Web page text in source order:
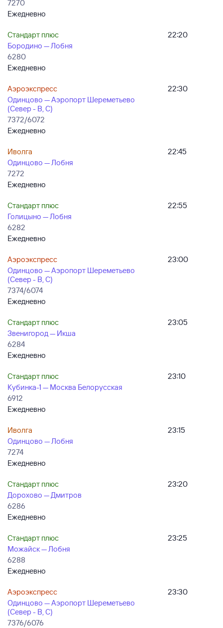
7270
Ежедневно
Стандарт плюс
Бородино — Лобня
6280
Ежедневно
22:20
Аэроэкспресс
Одинцово — Аэропорт Шереметьево
(Север - B, C)
7372/6072
Ежедневно
22:30
Иволга
Одинцово — Лобня
7272
Ежедневно
22:45
Стандарт плюс
Голицыно — Лобня
6282
Ежедневно
22:55
Аэроэкспресс
Одинцово — Аэропорт Шереметьево
(Север - B, C)
7374/6074
Ежедневно
23:00
Стандарт плюс
Звенигород — Икша
6284
Ежедневно
23:05
Стандарт плюс
Кубинка-1 — Москва Белорусская
6912
Ежедневно
23:10
Иволга
Одинцово — Лобня
7274
Ежедневно
23:15
Стандарт плюс
Дорохово — Дмитров
6286
Ежедневно
23:20
Стандарт плюс
Можайск — Лобня
6288
Ежедневно
23:25
Аэроэкспресс
Одинцово — Аэропорт Шереметьево
(Север - B, C)
7376/6076
23:30